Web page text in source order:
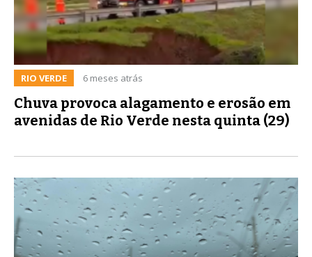
RIO VERDE 6 meses atrás
Chuva provoca alagamento e erosão em
avenidas de Rio Verde nesta quinta (29)